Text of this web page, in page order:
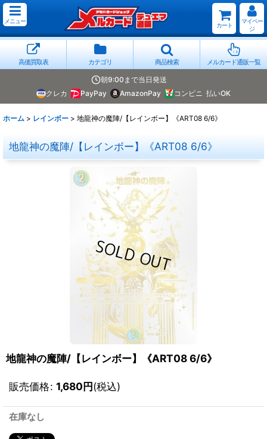
メニュー
カート
マイペー
ジ
高価買取表 カテゴリ 商品検索 メルカード通販一覧
朝9:00まで当日発送
クレカ
PayPay AmazonPay コンビニ 払いOK
ホーム > レインボー > 地龍神の魔陣/【レインボー】《ART08 6/6》
地龍神の魔陣/【レインボー】《ART08 6/6》
地龍神の魔陣/【レインボー】《ART08 6/6》
販売価格: 1,680円(税込)
在庫なし